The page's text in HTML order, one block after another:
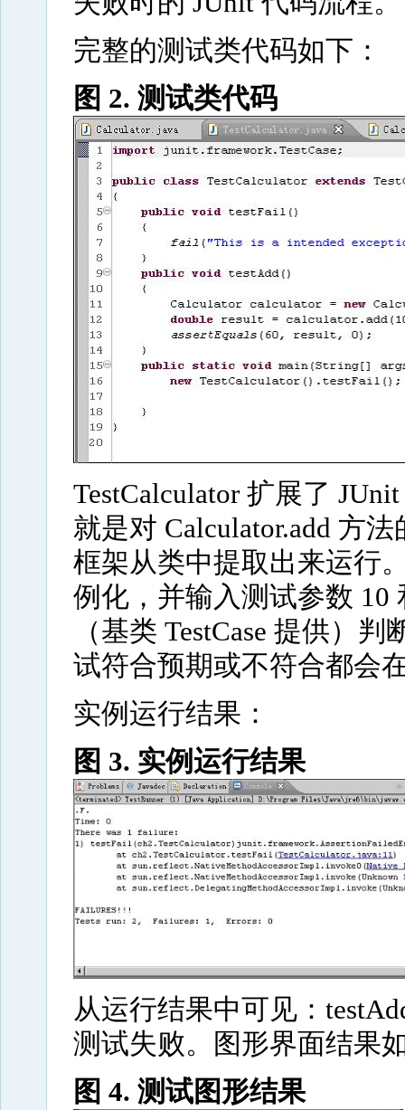
完整的测试类代码如下：
图 2. 测试类代码
TestCalculator 扩展了
就是对 Calculator.add 方
框架从类中提取出来运行
例化，并输入测试参数 10
（基类 TestCase 提供）
试符合预期或不符合都会
实例运行结果：
图 3. 实例运行结果
从运行结果中可见：
测试失败。图形界面结果
图 4. 测试图形结果